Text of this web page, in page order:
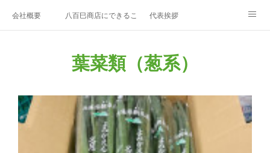
会社概要 八百巳商店にできること 代表挨拶
5月のおすすめ 6月のおすすめ
7月のおすすめ 8月のおすすめ 9月のおすすめ
11月のおすすめ 12月のおすすめ
葉菜類（葱系）